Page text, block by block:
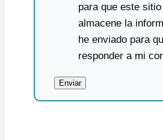
para que este
almacene la
he enviado para
responder a mi
Enviar